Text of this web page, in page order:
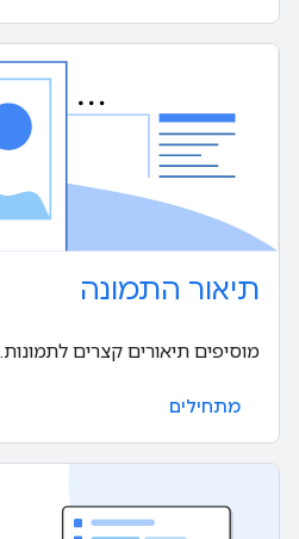
תיאור התמונה
מוסיפים תיאורים קצרים לתמונות.
מתחילים